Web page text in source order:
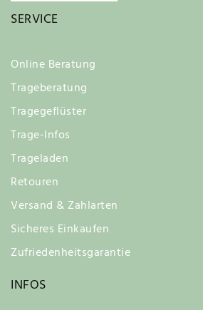
SERVICE
Online Beratung
Trageberatung
Tragegeflüster
Trage-Infos
Trageladen
Retouren
Versand & Zahlarten
Sicheres Einkaufen
Zufriedenheitsgarantie
INFOS